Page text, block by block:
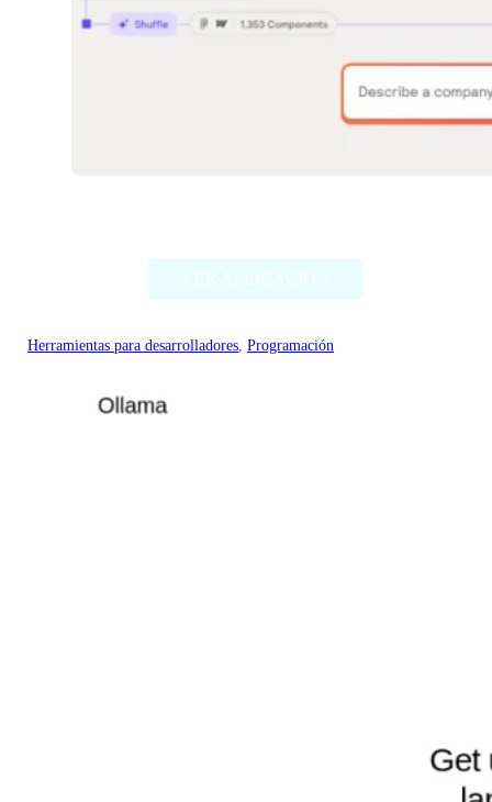
Herramientas para desarrolladores, Programación